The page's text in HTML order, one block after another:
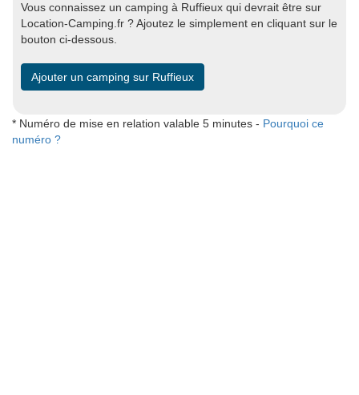
Vous connaissez un camping à Ruffieux qui devrait être sur
Location-Camping.fr ? Ajoutez le simplement en cliquant sur le
bouton ci-dessous.
Ajouter un camping sur Ruffieux
* Numéro de mise en relation valable 5 minutes - Pourquoi ce
numéro ?